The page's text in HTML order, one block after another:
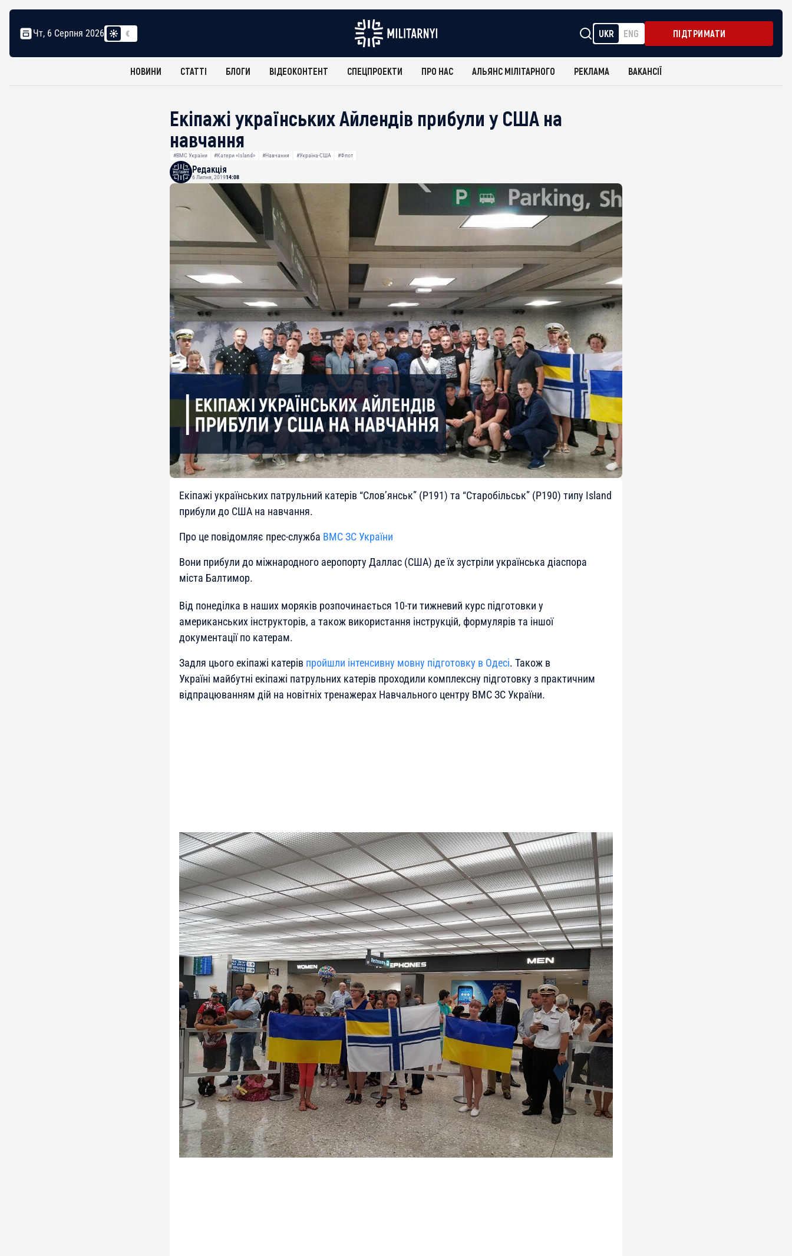
Чт, 6 Серпня 2026 UKR ENG ПІДТРИМАТИ
НОВИНИ СТАТТІ БЛОГИ ВІДЕОКОНТЕНТ СПЕЦПРОЕКТИ ПРО НАС АЛЬЯНС МІЛІТАРНОГО РЕКЛАМА ВАКАНСІЇ
Екіпажі українських Айлендів прибули у США на
навчання
#ВМС України #Катери «Island» #Навчання #Україна-США #Флот
Редакція
6 Липня, 201914:08
Екіпажі українських патрульний катерів “Слов’янськ” (P191) та “Старобільськ” (P190) типу Island
прибули до США на навчання.
Про це повідомляє прес-служба ВМС ЗС України
Вони прибули до міжнародного аеропорту Даллас (США) де їх зустріли українська діаспора
міста Балтимор.
Від понеділка в наших моряків розпочинається 10-ти тижневий курс підготовки у
американських інструкторів, а також використання інструкцій, формулярів та іншої
документації по катерам.
Задля цього екіпажі катерів пройшли інтенсивну мовну підготовку в Одесі. Також в
Україні майбутні екіпажі патрульних катерів проходили комплексну підготовку з практичним
відпрацюванням дій на новітніх тренажерах Навчального центру ВМС ЗС України.